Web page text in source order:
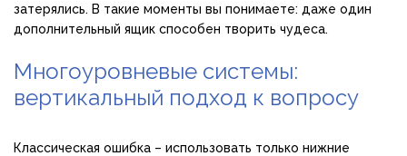
затерялись. В такие моменты вы понимаете: даже один
дополнительный ящик способен творить чудеса.
Многоуровневые системы:
вертикальный подход к вопросу
Классическая ошибка – использовать только нижние